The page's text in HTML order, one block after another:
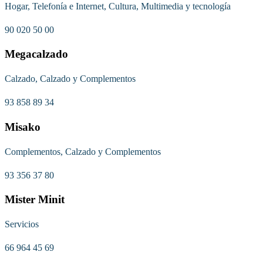
Hogar, Telefonía e Internet, Cultura, Multimedia y tecnología
90 020 50 00
Megacalzado
Calzado, Calzado y Complementos
93 858 89 34
Misako
Complementos, Calzado y Complementos
93 356 37 80
Mister Minit
Servicios
66 964 45 69